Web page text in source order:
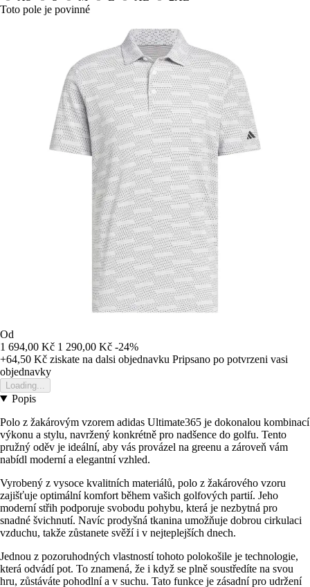
Toto pole je povinné
Od
1 694,00 Kč 1 290,00 Kč -24%
+64,50 Kč ziskate na dalsi objednavku Pripsano po potvrzeni vasi
objednavky
Loading...
Popis
Polo z žakárovým vzorem adidas Ultimate365 je dokonalou kombinací
výkonu a stylu, navržený konkrétně pro nadšence do golfu. Tento
pružný oděv je ideální, aby vás provázel na greenu a zároveň vám
nabídl moderní a elegantní vzhled.
Vyrobený z vysoce kvalitních materiálů, polo z žakárového vzoru
zajišťuje optimální komfort během vašich golfových partií. Jeho
moderní střih podporuje svobodu pohybu, která je nezbytná pro
snadné švichnutí. Navíc prodyšná tkanina umožňuje dobrou cirkulaci
vzduchu, takže zůstanete svěží i v nejteplejších dnech.
Jednou z pozoruhodných vlastností tohoto polokošile je technologie,
která odvádí pot. To znamená, že i když se plně soustředíte na svou
hru, zůstáváte pohodlní a v suchu. Tato funkce je zásadní pro udržení